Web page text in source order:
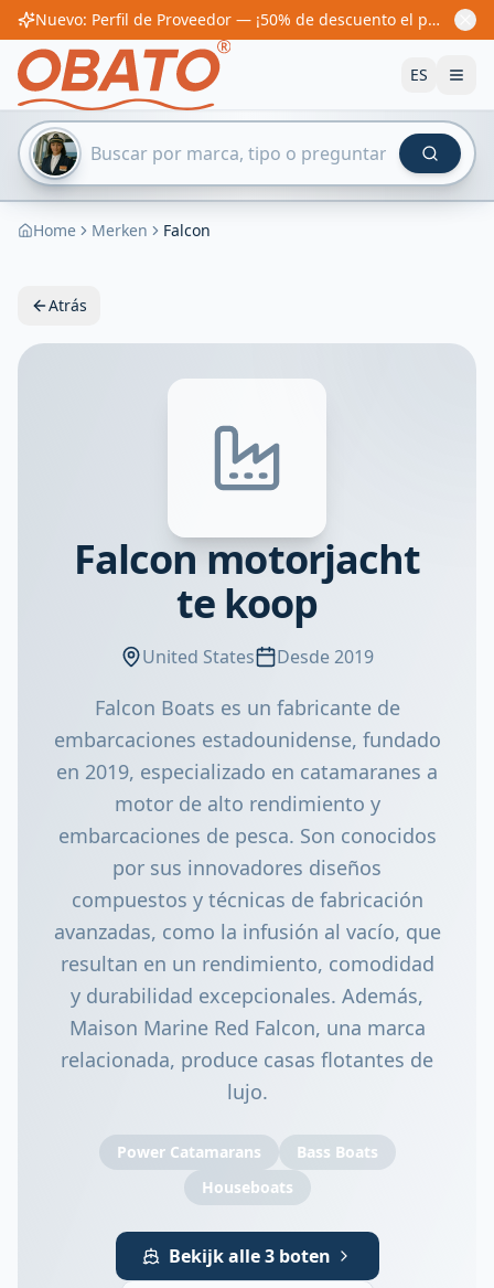
Nuevo: Perfil de Proveedor — ¡50% de descuento el primer año! Desde 60€/año
ES
Home Merken Falcon
Atrás
Falcon motorjacht
te koop
United States Desde 2019
Falcon Boats es un fabricante de
embarcaciones estadounidense, fundado
en 2019, especializado en catamaranes a
motor de alto rendimiento y
embarcaciones de pesca. Son conocidos
por sus innovadores diseños
compuestos y técnicas de fabricación
avanzadas, como la infusión al vacío, que
resultan en un rendimiento, comodidad
y durabilidad excepcionales. Además,
Maison Marine Red Falcon, una marca
relacionada, produce casas flotantes de
lujo.
Power Catamarans
Bass Boats
Houseboats
Bekijk alle 3 boten